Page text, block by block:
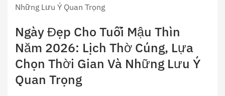
Những Lưu Ý Quan Trọng
Ngày Đẹp Cho Tuổi Mậu Thìn
Năm 2026: Lịch Thờ Cúng, Lựa
Chọn Thời Gian Và Những Lưu Ý
Quan Trọng